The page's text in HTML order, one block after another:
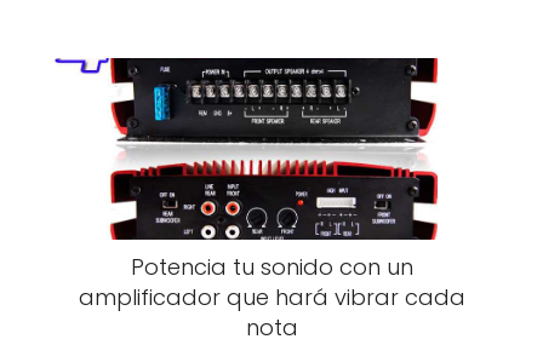
Potencia tu sonido con un
amplificador que hará vibrar cada
nota